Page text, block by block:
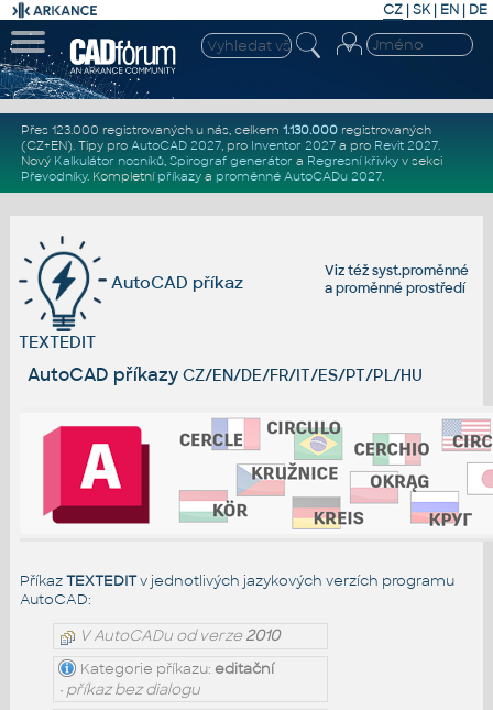
CZ | SK| EN | DE
Přes 123.000 registrovaných u nás, celkem 1.130.000registrovaných
(CZ+EN). Tipy pro AutoCAD 2027, pro Inventor 2027a pro Revit 2027.
Nový Kalkulátor nosníků, Spirograf generátor a Regresní křivkyv sekci
Převodníky. Kompletní příkazya proměnné AutoCADu 2027.
Viz téžsyst.proměnné
aproměnné prostředí
AutoCAD příkaz
TEXTEDIT
AutoCAD příkazy CZ/EN/DE/FR/IT/ES/PT/PL/HU
PříkazTEXTEDITv jednotlivých jazykových verzích programu
AutoCAD:
V AutoCADu od verze2010
Kategorie příkazu: editační
• příkaz bez dialogu